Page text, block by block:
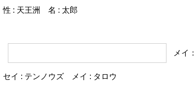
性 : 天王洲 名 : 太郎
メイ：
セイ : テンノウズ メイ : タロウ